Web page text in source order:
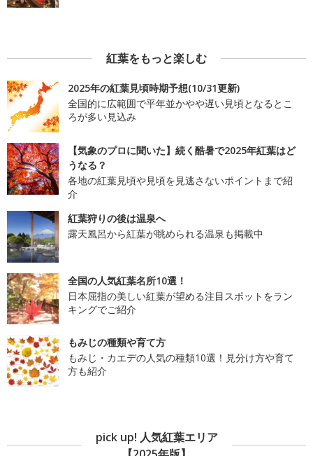
紅葉をもっと楽しむ
2025年の紅葉見頃時期予想(10/31更新)
全国的に広範囲で平年並かやや遅い見頃となるとこ
ろが多い見込み
【気象のプロに聞いた】続く酷暑で2025年紅葉はど
うなる？
各地の紅葉見頃や見頃を見逃さないポイントまで紹
介
紅葉狩りの後は温泉へ
露天風呂から紅葉が眺められる温泉も掲載中
全国の人気紅葉名所10選！
日本屈指の美しい紅葉が望める注目スポットをラン
キングでご紹介
もみじの種類や育て方
もみじ・カエデの人気の種類10選！見分け方や育て
方も紹介
pick up! 人気紅葉エリア